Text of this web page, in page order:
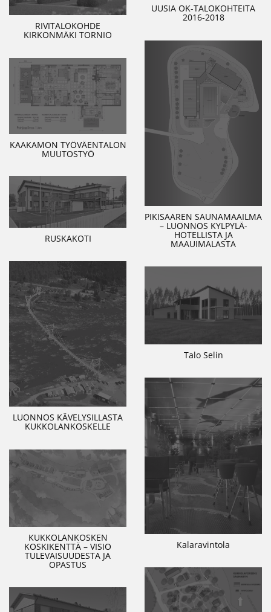
UUSIA OK-TALOKOHTEITA
2016-2018
RIVITALOKOHDE
KIRKONMÄKI TORNIO
PIKISAAREN SAUNAMAAILMA
– LUONNOS KYLPYLÄ-
HOTELLISTA JA
MAAUIMALASTA
KAAKAMON TYÖVÄENTALON
MUUTOSTYÖ
RUSKAKOTI
LUONNOS KÄVELYSILLASTA
KUKKOLANKOSKELLE
Talo Selin
Kalaravintola
KUKKOLANKOSKEN
KOSKIKENTTÄ – VISIO
TULEVAISUUDESTA JA
OPASTUS